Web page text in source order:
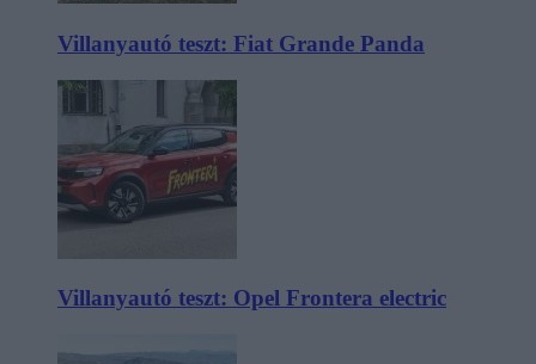
Villanyautó teszt: Fiat Grande Panda
Villanyautó teszt: Opel Frontera electric